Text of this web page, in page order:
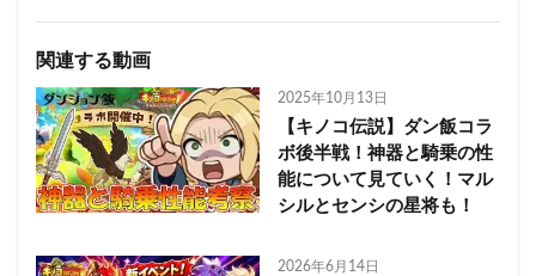
関連する動画
2025年10月13日
【キノコ伝説】ダン飯コラ
ボ後半戦！神器と騎乗の性
能について見ていく！マル
シルとセンシの星将も！
2026年6月14日